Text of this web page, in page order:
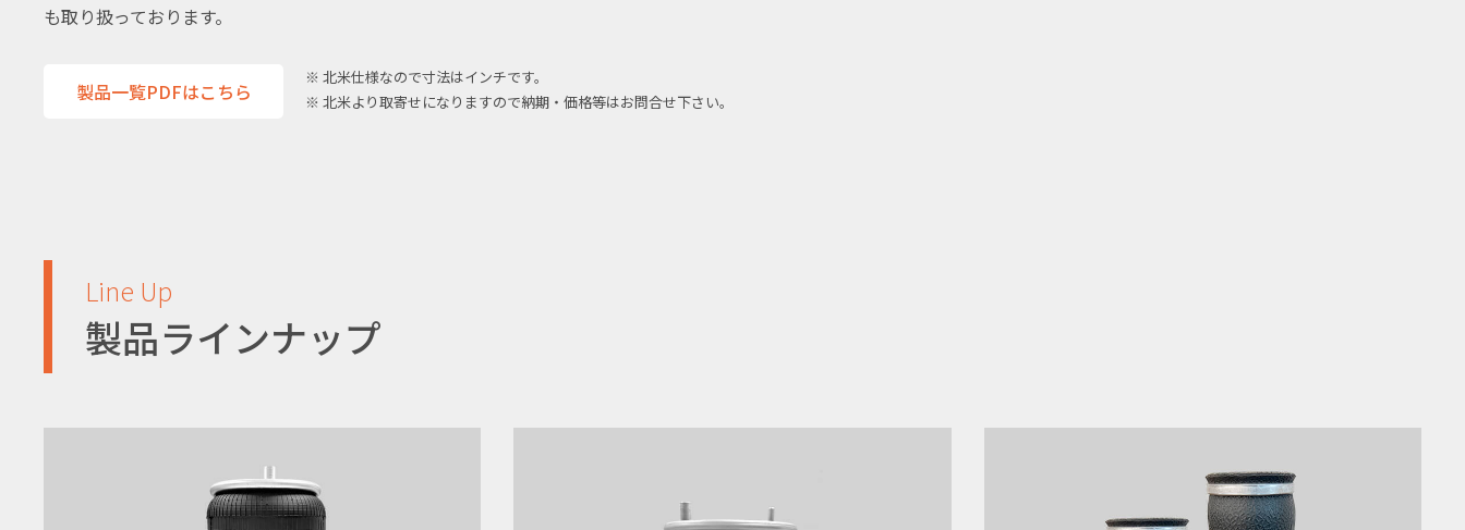
も取り扱っております。
製品⼀覧PDFはこちら
※ 北米仕様なので寸法はインチです。
※ 北米より取寄せになりますので納期・価格等はお問合せ下さい。
Line Up
製品ラインナップ